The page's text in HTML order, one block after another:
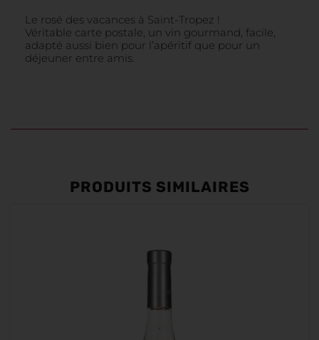
Le rosé des vacances à Saint-Tropez !
Véritable carte postale, un vin gourmand, facile,
adapté aussi bien pour l’apéritif que pour un
déjeuner entre amis.
PRODUITS SIMILAIRES